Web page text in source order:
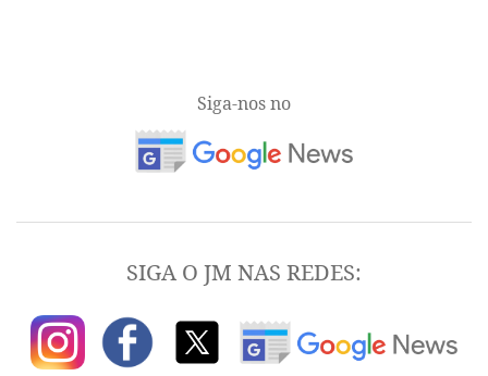
Siga-nos no
SIGA O JM NAS REDES: